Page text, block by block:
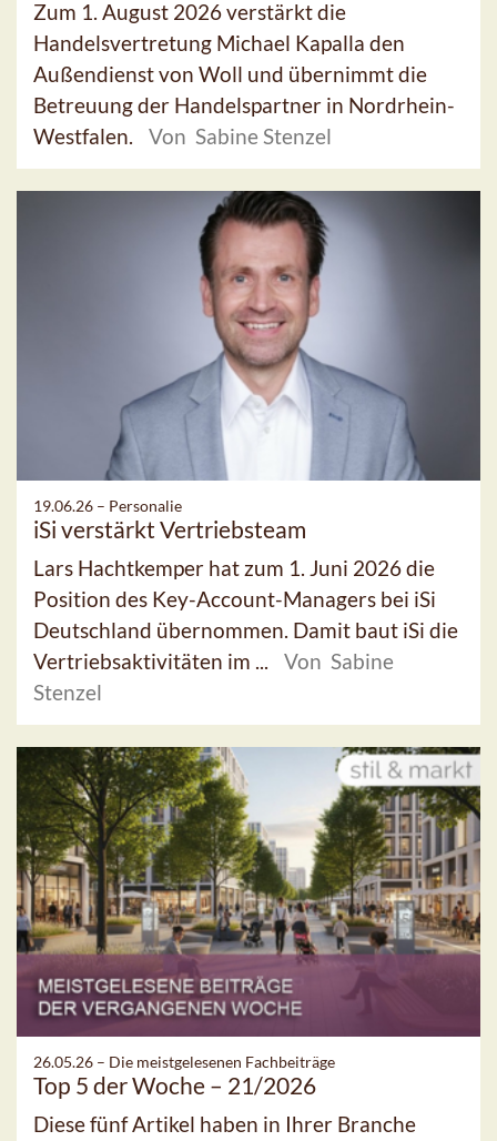
Zum 1. August 2026 verstärkt die
Handelsvertretung Michael Kapalla den
Außendienst von Woll und übernimmt die
Betreuung der Handelspartner in Nordrhein-
Westfalen.
Von Sabine Stenzel
19.06.26 – Personalie
iSi verstärkt Vertriebsteam
Lars Hachtkemper hat zum 1. Juni 2026 die
Position des Key-Account-Managers bei iSi
Deutschland übernommen. Damit baut iSi die
Vertriebsaktivitäten im ...
Von Sabine
Stenzel
26.05.26 – Die meistgelesenen Fachbeiträge
Top 5 der Woche – 21/2026
Diese fünf Artikel haben in Ihrer Branche